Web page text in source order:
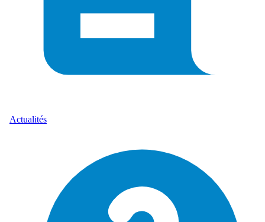
Actualités